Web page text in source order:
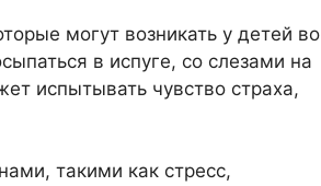
могут возникать у детей во
в испуге, со слезами на
испытывать чувство страха,
такими как стресс,